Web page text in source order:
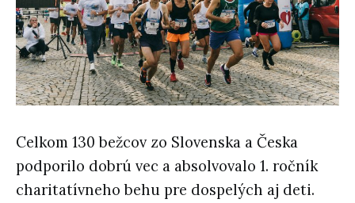
Celkom 130 bežcov zo Slovenska a Česka
podporilo dobrú vec a absolvovalo 1. ročník
charitatívneho behu pre dospelých aj deti.